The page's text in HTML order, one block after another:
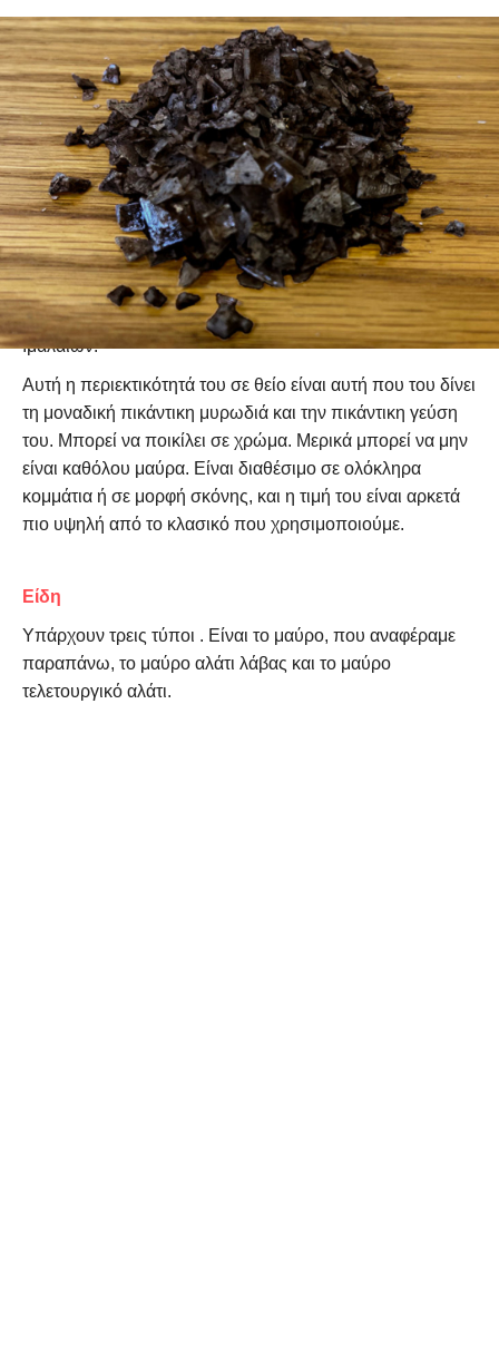
ΜΑΥΡΟ ΑΛΑΤΙ ΑΠΟ ΤΗΝ ΑΡΓΥΡΩ ΜΠΑΡΜΠΑΡΙΓΟΥ
Ενα διαφορετικό είδος το οποίο δεν είναι αρκετά
γνωστό στην Ελλάδα.
Το βρίσκουμε κυρίως στην ινδική κουζίνα και
χαρακτηρίζεται από πλούσιο άρωμα και γεύση. Είναι ένα
ηφαιστειακό αλάτι που παράγεται στις περιοχές γύρω
από τα Ιμαλάια. Περιέχει, εκτός από το χλωριούχο νάτριο
(τη βασική χημική ένωση του επιτραπέζιου), ίχνη
ενώσεων θείου που βρίσκονται φυσικά στα βουνά των
Ιμαλαΐων.
Αυτή η περιεκτικότητά του σε θείο είναι αυτή που του δίνει
τη μοναδική πικάντικη μυρωδιά και την πικάντικη γεύση
του. Μπορεί να ποικίλει σε χρώμα. Μερικά μπορεί να μην
είναι καθόλου μαύρα. Είναι διαθέσιμο σε ολόκληρα
κομμάτια ή σε μορφή σκόνης, και η τιμή του είναι αρκετά
πιο υψηλή από το κλασικό που χρησιμοποιούμε.
Είδη
Υπάρχουν τρεις τύποι . Είναι το μαύρο, που αναφέραμε
παραπάνω, το μαύρο αλάτι λάβας και το μαύρο
τελετουργικό αλάτι.